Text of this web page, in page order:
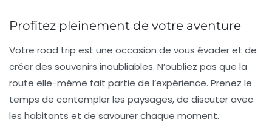
Profitez pleinement de votre aventure
Votre road trip est une occasion de vous évader et de
créer des souvenirs inoubliables. N’oubliez pas que la
route elle-même fait partie de l’expérience. Prenez le
temps de contempler les paysages, de discuter avec
les habitants et de savourer chaque moment.